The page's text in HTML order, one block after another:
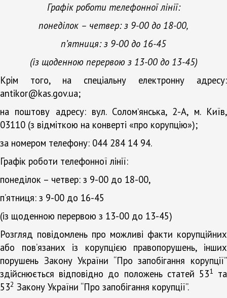
Графік роботи телефонної лінії:
понеділок – четвер: з 9-00 до 18-00,
п’ятниця: з 9-00 до 16-45
(із щоденною перервою з 13-00 до 13-45)
Крім того, на спеціальну електронну адресу:
antikor@kas.gov.ua;
на поштову адресу: вул. Соломʼянська, 2-А, м. Київ,
03110 (з відміткою на конверті «про корупцію»);
за номером телефону: 044 284 14 94.
Графік роботи телефонної лінії:
понеділок – четвер: з 9-00 до 18-00,
п’ятниця: з 9-00 до 16-45
(із щоденною перервою з 13-00 до 13-45)
Розгляд повідомлень про можливі факти корупційних
або пов’язаних із корупцією правопорушень, інших
порушень Закону України “Про запобігання корупції”
здійснюється відповідно до положень статей 531
та
532 Закону України “Про запобігання корупції”.